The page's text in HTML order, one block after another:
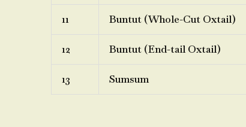
11 Buntut (Whole-Cut Oxtail)
12 Buntut (End-tail Oxtail)
13 Sumsum